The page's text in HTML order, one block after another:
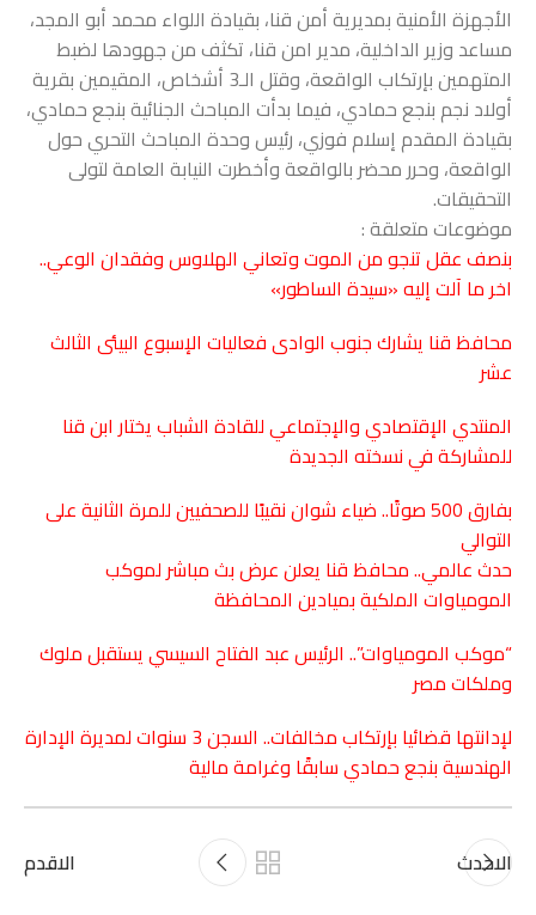
الأجهزة الأمنية بمديرية أمن قنا، بقيادة اللواء محمد أبو المجد،
مساعد وزير الداخلية، مدير امن قنا، تكثف من جهودها لضبط
المتهمين بإرتكاب الواقعة، وقتل الـ3 أشخاص، المقيمين بقرية
أولاد نجم بنجع حمادي، فيما بدأت المباحث الجنائية بنجع حمادي،
بقيادة المقدم إسلام فوزي، رئيس وحدة المباحث التحري حول
الواقعة، وحرر محضر بالواقعة وأخطرت النيابة العامة لتولى
التحقيقات.
موضوعات متعلقة :
بنصف عقل تنجو من الموت وتعاني الهلاوس وفقدان الوعي..
اخر ما آلت إليه «سيدة الساطور»
محافظ قنا يشارك جنوب الوادى فعاليات الإسبوع البيئى الثالث
عشر
المنتدي الإقتصادي والإجتماعي للقادة الشباب يختار ابن قنا
للمشاركة في نسخته الجديدة
بفارق 500 صوتًا.. ضياء شوان نقيبًا للصحفيين للمرة الثانية على
التوالي
حدث عالمي.. محافظ قنا يعلن عرض بث مباشر لموكب
المومياوات الملكية بميادين المحافظة
“موكب المومياوات”.. الرئيس عبد الفتاح السيسي يستقبل ملوك
وملكات مصر
لإدانتها قضائيا بإرتكاب مخالفات.. السجن 3 سنوات لمديرة الإدارة
الهندسية بنجع حمادي سابقًا وغرامة مالية
الاحدث الاقدم